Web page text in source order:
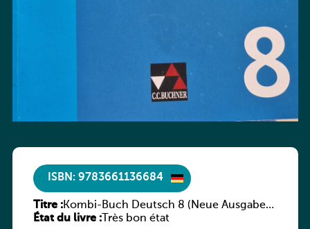
ISBN: 9783661136684
Titre :Kombi-Buch Deutsch 8 (Neue Ausgabe
Luxemburg)
État du livre :Très bon état